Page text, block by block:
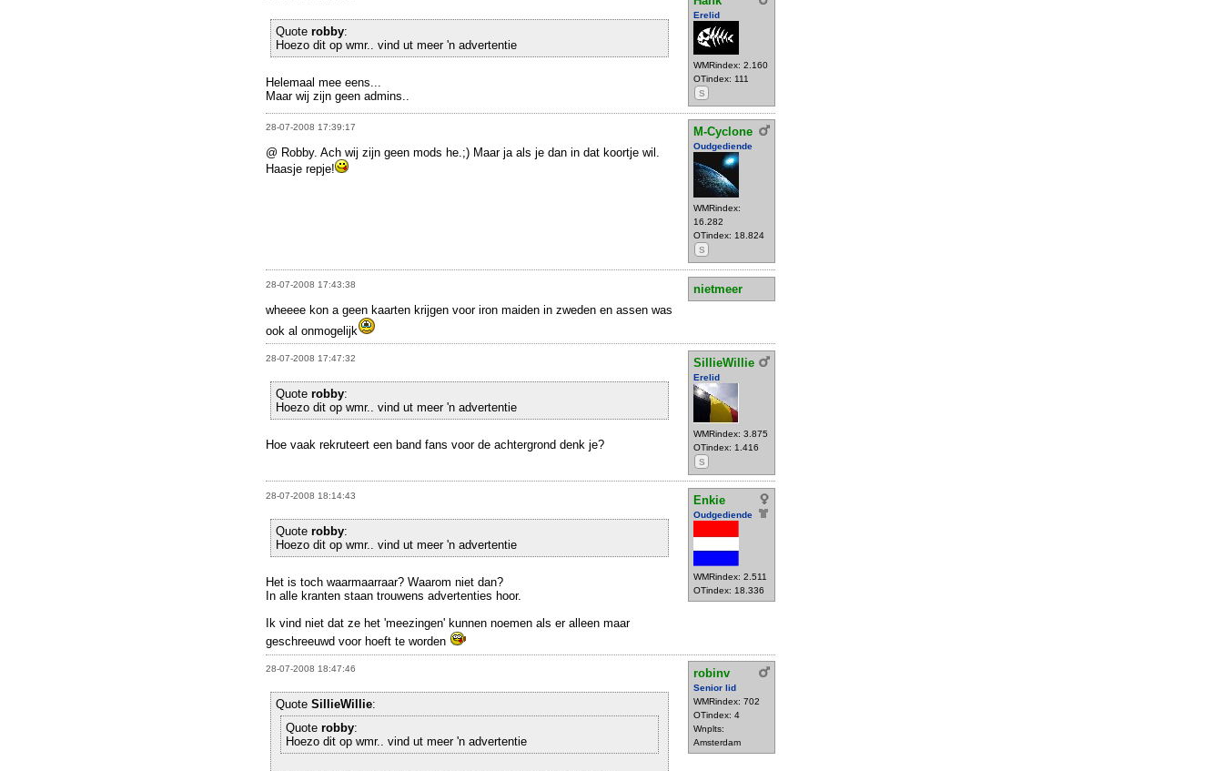
Erelid
WMRindex: 2.160
OTindex: 111
S
Quote robby:
Hoezo dit op wmr.. vind ut meer 'n advertentie
Helemaal mee eens...
Maar wij zijn geen admins..
28-07-2008 17:39:17 M-Cyclone
Oudgediende
WMRindex:
16.282
OTindex: 18.824
S
@ Robby. Ach wij zijn geen mods he.;) Maar ja als je dan in dat koortje wil.
Haasje repje!
28-07-2008 17:43:38
nietmeer
wheeee kon a geen kaarten krijgen voor iron maiden in zweden en assen was
ook al onmogelijk
28-07-2008 17:47:32 SillieWillie
Erelid
WMRindex: 3.875
OTindex: 1.416
S
Quote robby:
Hoezo dit op wmr.. vind ut meer 'n advertentie
Hoe vaak rekruteert een band fans voor de achtergrond denk je?
28-07-2008 18:14:43 Enkie
Oudgediende
WMRindex: 2.511
OTindex: 18.336
Quote robby:
Hoezo dit op wmr.. vind ut meer 'n advertentie
Het is toch waarmaarraar? Waarom niet dan?
In alle kranten staan trouwens advertenties hoor.
Ik vind niet dat ze het 'meezingen' kunnen noemen als er alleen maar
geschreeuwd voor hoeft te worden
28-07-2008 18:47:46 robinv
Senior lid
WMRindex: 702
OTindex: 4
Wnplts:
Amsterdam
Quote SillieWillie:
Quote robby:
Hoezo dit op wmr.. vind ut meer 'n advertentie